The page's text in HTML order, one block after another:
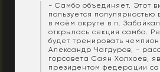
- Самбо объединяет. Этот
пользуется
в моём округе в п.
открылась секция самбо.
будет тренировать
Александр Чагдуров, -
горсовета Саян Холхоев,
президентом федерации